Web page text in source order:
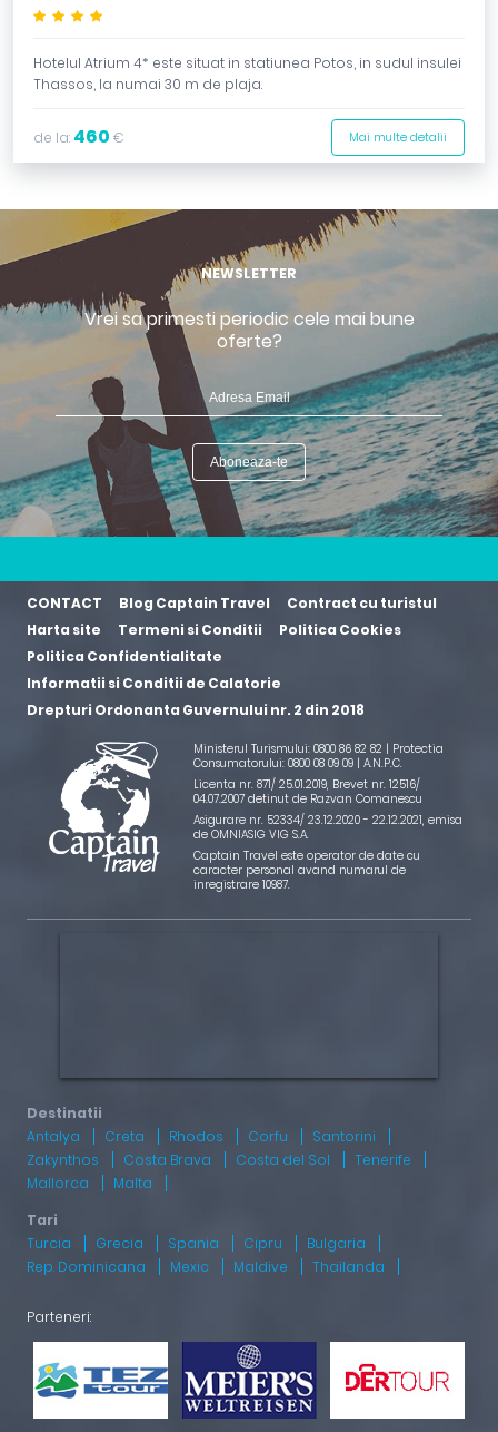
Hotelul Atrium 4* este situat in statiunea Potos, in sudul insulei
Thassos, la numai 30 m de plaja.
de la: 460 € Mai multe detalii
NEWSLETTER
Vrei sa primesti periodic cele mai bune
oferte?
CONTACT Blog Captain Travel
Contract cu turistul
Harta site
Termeni si Conditii
Politica Cookies
Politica Confidentialitate
Informatii si Conditii de Calatorie
Drepturi Ordonanta Guvernului nr. 2 din 2018
Ministerul Turismului: 0800 86 82 82 | Protectia
Consumatorului: 0800 08 09 09 | A.N.P.C.
Licenta nr. 871/ 25.01.2019, Brevet nr. 12516/
04.07.2007 detinut de Razvan Comanescu
Asigurare nr. 52334/ 23.12.2020 - 22.12.2021, emisa
de OMNIASIG VIG S.A.
Captain Travel este operator de date cu
caracter personal avand numarul de
inregistrare 10987.
Antalya Creta Rhodos Corfu
Santorini
Zakynthos
Costa Brava Costa del Sol
Tenerife
Mallorca
Malta
Turcia Grecia Spania Cipru
Bulgaria
Rep. Dominicana
Mexic Maldive Thailanda